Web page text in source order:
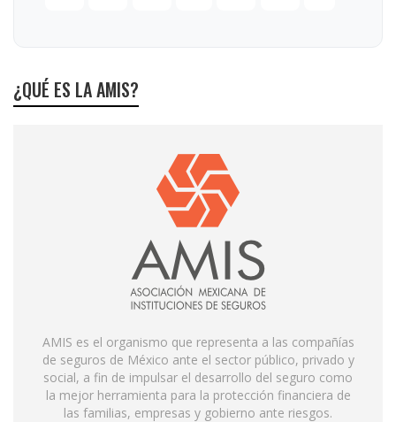
¿QUÉ ES LA AMIS?
AMIS es el organismo que representa a las compañías
de seguros de México ante el sector público, privado y
social, a fin de impulsar el desarrollo del seguro como
la mejor herramienta para la protección financiera de
las familias, empresas y gobierno ante riesgos.